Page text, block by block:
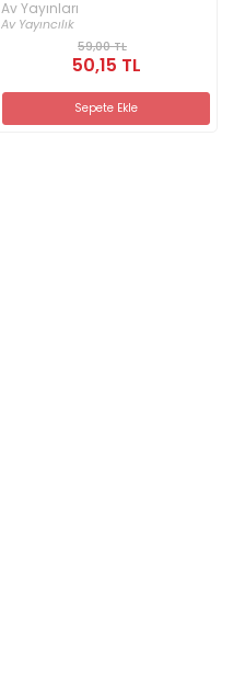
Av Yayınları
Av Yayıncılık
59,00 TL
50,15 TL
Sepete Ekle